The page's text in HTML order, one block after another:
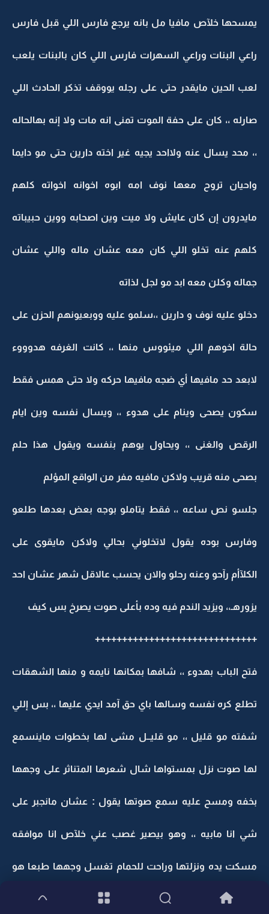
يمسحها خلآص مافيا مل بانه يرجع فارس اللي قبل فارس
راعي البنات وراعي السهرات فارس اللي كان بالبنات يلعب
لعب الحين مايقدر حتى على رجله يووقف تذكر الحادث اللي
صارله ،، كان على حفة الموت تمنى انه مات ولا إنه بهالحاله
،، محد يسال عنه ولااحد يجيه غير اخته دارين حتى مو دايما
واحيان تروح معها نوف امه ابوه اخوانه اخواته كلهم
مايدرون إن كان عايش ولا ميت وين اصحابه ووين حبيباته
كلهم عنه تخلو اللي كان معه عشان ماله واللي عشان
جماله وكلن معه ابد مو لجل لذاته
دخلو عليه نوف و دارين ،،سلمو عليه ووبعيونهم الحزن على
حالة اخوهم اللي ميئووس منها ،، كانت الغرفه هدوووء
لابعد حد مافيها أي ضجه مافيها حركه ولا حتى همس فقط
سكون يصحى وينام على هدوء ،، ويسال نفسه وين ايام
الرقص والغنى ،، ويحاول يوهم بنفسه ويقول هذا حلم
بصحى منه قريب ولاكن مافيه مفر من الواقع المؤلم
جلسو نص ساعه ،، فقط يتاملو بوجه بعض بعدها طلعو
وفارس بوده يقول لاتخلوني بحالي ولاكن مايقوى على
الكلآأم رآحو وعنه رحلو والان يحسب عالاقل شهر عشان احد
يزورهـ،، ويزيد الندم فيه وده بأعلى صوت يصرخ بس كيف
++++++++++++++++++++++++++++++
فتح الباب بهدوء ،، شافها بمكانها نايمه و منها الشهقات
تطلع كره نفسه وسالها باي حق آمد ايدي عليها ،، بس إللي
شفته مو قليل ،، مو قليــل مشى لها بخطوات ماينسمع
لها صوت نزل بمستواها شال شعرها المتناثر على وجهها
بخفه ومسح عليه سمع صوتها يقول : عشان مانجبر على
شي انا مابيه ،، وهو بيصير غصب عني خلآص انا موافقه
مسكت يده ونزلتها وراحت للحمام تغسل وجهها طبعا هو
فهمها ،، قصدها موافقه على زواجها منهـ،، فرح كثير على